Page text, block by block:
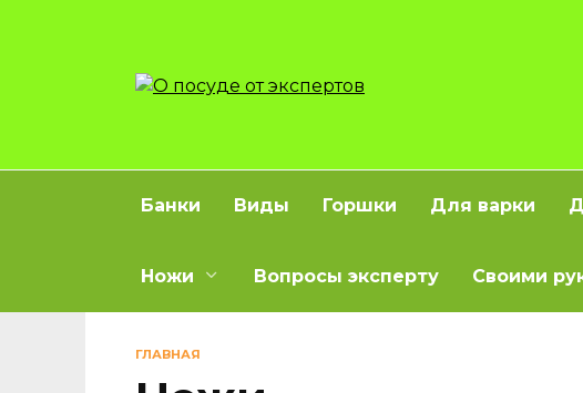
Банки Виды Горшки Для варки
Ножи Вопросы эксперту Своими
ГЛАВНАЯ